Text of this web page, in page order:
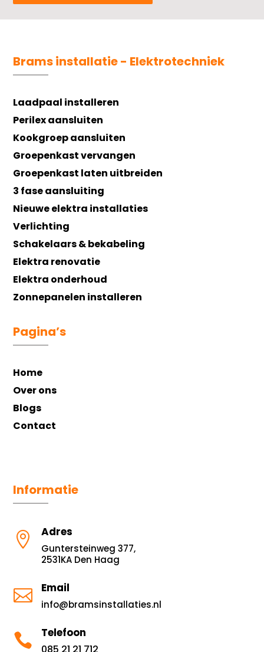
Brams installatie - Elektrotechniek
Laadpaal installeren
Perilex aansluiten
Kookgroep aansluiten
Groepenkast vervangen
Groepenkast laten uitbreiden
3 fase aansluiting
Nieuwe elektra installaties
Verlichting
Schakelaars & bekabeling
Elektra renovatie
Elektra onderhoud
Zonnepanelen installeren
Pagina’s
Home
Over ons
Blogs
Contact
Informatie
 Adres
Guntersteinweg 377,
2531KA Den Haag
 Email
info@bramsinstallaties.nl
 Telefoon